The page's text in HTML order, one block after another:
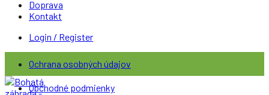
Doprava
Kontakt
Login / Register
Ochrana osobných údajov
Obchodné podmienky